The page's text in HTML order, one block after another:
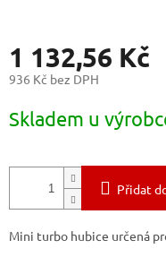
1 132,56 Kč
936 Kč bez DPH
cena:
Skladem u
Přidat
Mini turbo hubice určená